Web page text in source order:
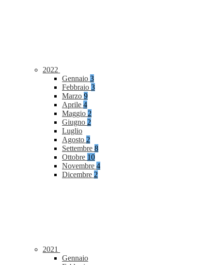
2022
Gennaio 3
Febbraio 3
Marzo 9
Aprile 4
Maggio 2
Giugno 2
Luglio
Agosto 2
Settembre 8
Ottobre 10
Novembre 4
Dicembre 2
2021
Gennaio